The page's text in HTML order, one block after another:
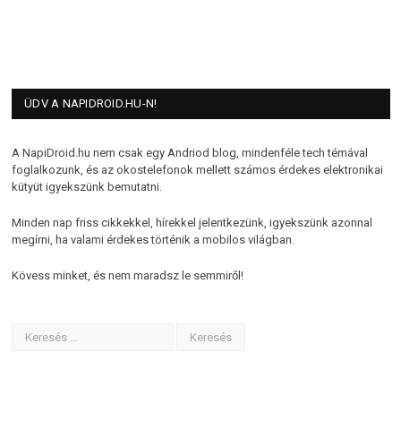
ÜDV A NAPIDROID.HU-N!
A NapiDroid.hu nem csak egy Andriod blog, mindenféle tech témával
foglalkozunk, és az okostelefonok mellett számos érdekes elektronikai
kütyüt igyekszünk bemutatni.
Minden nap friss cikkekkel, hírekkel jelentkezünk, igyekszünk azonnal
megírni, ha valami érdekes történik a mobilos világban.
Kövess minket, és nem maradsz le semmiről!